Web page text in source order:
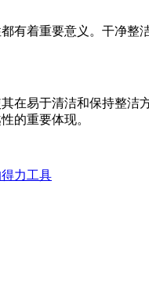
有着重要意义。干净
在易于清洁和保持整洁
的重要体现。
力工具